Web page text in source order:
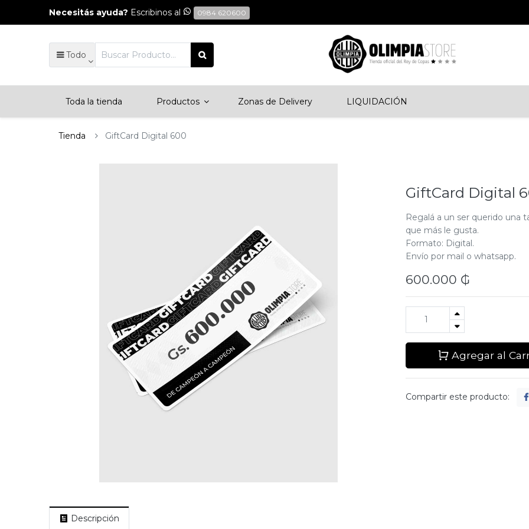
Necesitás ayuda? Escribinos al 0984 620600
Todo
Toda la tienda Productos Zonas de Delivery LIQUIDACIÓN
Tienda GiftCard Digital 600
GiftCard Digital
Regalá a un ser querido una
que más le gusta.
Formato: Digital.
Envío por mail o whatsapp.
600.000 ₲
Agregar al
Compartir este producto:
Descripción